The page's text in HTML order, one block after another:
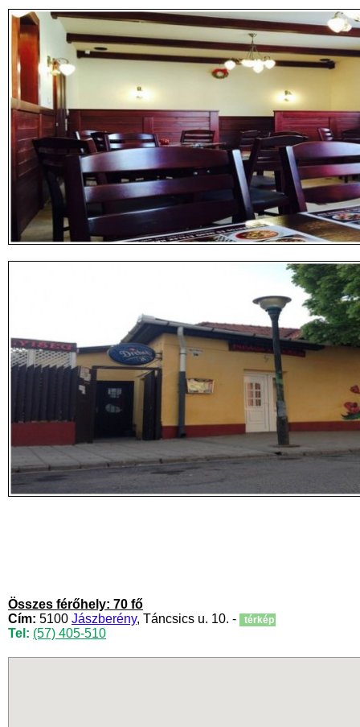
Összes férőhely: 70 fő
Cím: 5100 Jászberény, Táncsics u. 10. - térkép
Tel: (57) 405-510